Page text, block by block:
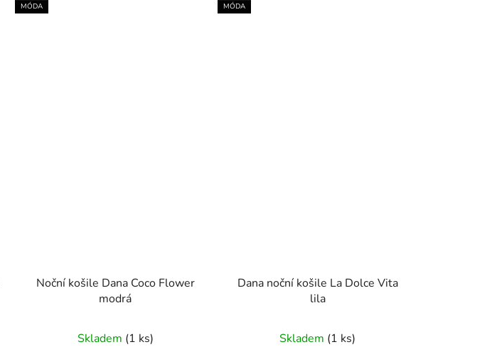
MÓDA
Noční košile Dana Coco Flower
modrá
Skladem (1 ks)
MÓDA
Dana noční košile La Dolce Vita
lila
Skladem (1 ks)